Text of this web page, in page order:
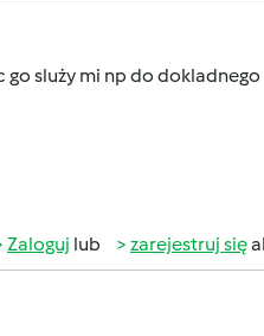
go sluży mi np do
Zaloguj lub zarejestruj się